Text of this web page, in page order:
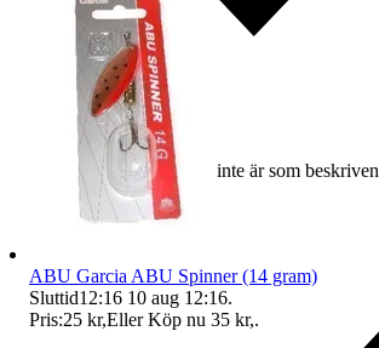
Ersättning om varan inte är som beskriven
ABU Garcia ABU Spinner (14 gram)
Sluttid12:16 10 aug 12:16.
Pris:25 kr,Eller Köp nu 35 kr,.